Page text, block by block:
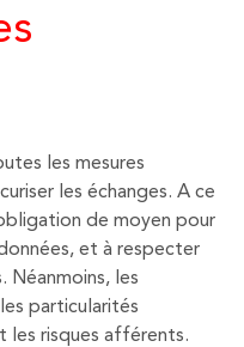
les mesures
les échanges. A ce
de moyen pour
et à respecter
Néanmoins, les
particularités
les risques afférents.